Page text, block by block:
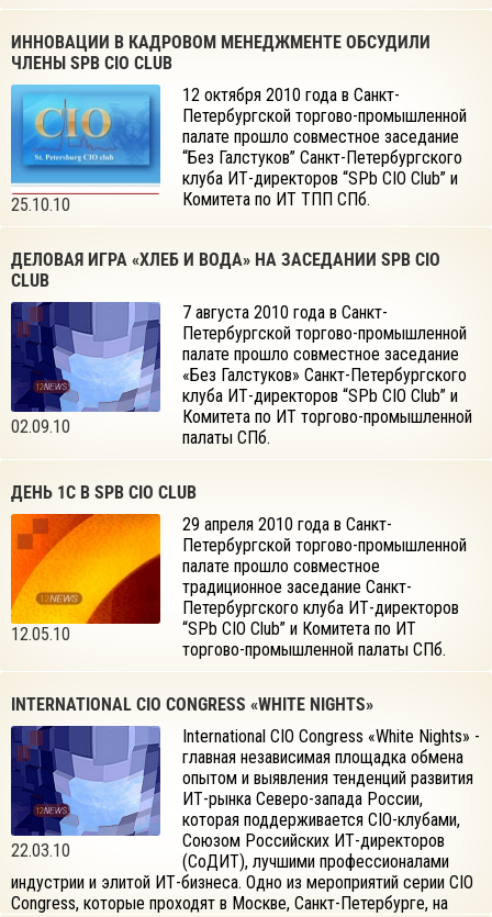
ИННОВАЦИИ В КАДРОВОМ МЕНЕДЖМЕНТЕ ОБСУДИЛИ
ЧЛЕНЫ SPB CIO CLUB
25.10.10
12 октября 2010 года в Санкт-
Петербургской торгово-промышленной
палате прошло совместное заседание
“Без Галстуков” Санкт-Петербургского
клуба ИТ-директоров “SPb CIO Club” и
Комитета по ИТ ТПП СПб.
ДЕЛОВАЯ ИГРА «ХЛЕБ И ВОДА» НА ЗАСЕДАНИИ SPB CIO
CLUB
02.09.10
7 августа 2010 года в Санкт-
Петербургской торгово-промышленной
палате прошло совместное заседание
«Без Галстуков» Санкт-Петербургского
клуба ИТ-директоров “SPb CIO Club” и
Комитета по ИТ торгово-промышленной
палаты СПб.
ДЕНЬ 1С В SPB CIO CLUB
12.05.10
29 апреля 2010 года в Санкт-
Петербургской торгово-промышленной
палате прошло совместное
традиционное заседание Санкт-
Петербургского клуба ИТ-директоров
“SPb CIO Club” и Комитета по ИТ
торгово-промышленной палаты СПб.
INTERNATIONAL CIO CONGRESS «WHITE NIGHTS»
22.03.10
International CIO Congress «White Nights» -
главная независимая площадка обмена
опытом и выявления тенденций развития
ИТ-рынка Северо-запада России,
которая поддерживается CIO-клубами,
Союзом Российских ИТ-директоров
(СоДИТ), лучшими профессионалами
индустрии и элитой ИТ-бизнеса. Одно из мероприятий серии CIO
Congress, которые проходят в Москве, Санкт-Петербурге, на